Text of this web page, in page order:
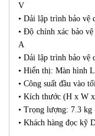
V
• Dải lập trình bảo vệ
• Độ chính xác bảo
A
• Dải lập trình bảo vệ
• Hiển thị: Màn hình
• Công suất đầu vào
• Kích thước (H x W
• Trọng lượng: 7.3 kg
• Khách hàng đọc kỹ